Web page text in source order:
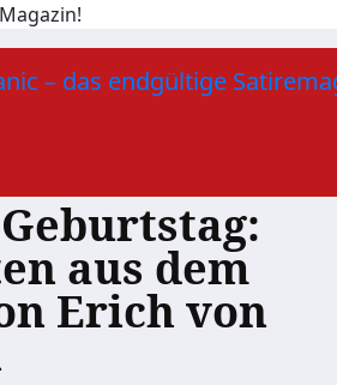
aus dem
Erich von